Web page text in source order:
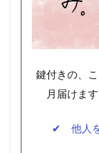
鍵付きの、
月届けま
✔ 他人を